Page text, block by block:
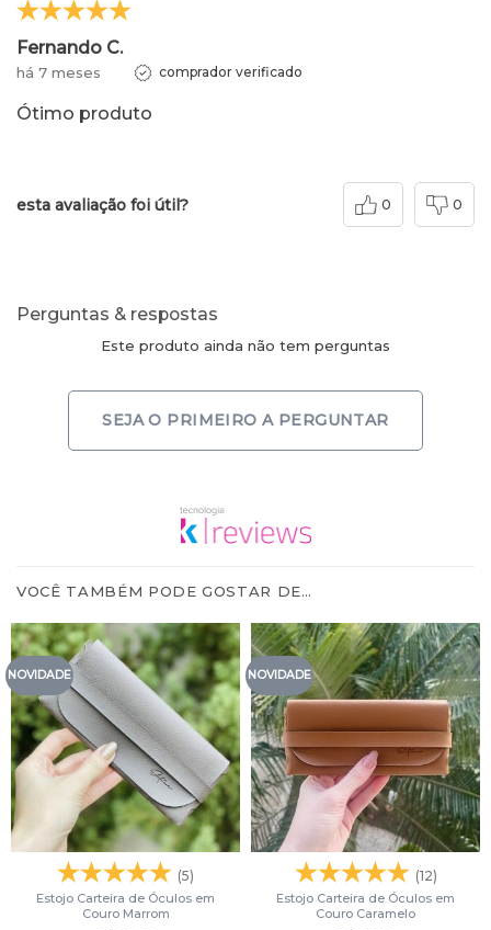
Fernando C.
há 7 meses comprador verificado
Ótimo produto
esta avaliação foi útil? 0 0
Perguntas & respostas
Este produto ainda não tem perguntas
SEJA O PRIMEIRO A PERGUNTAR
VOCÊ TAMBÉM PODE GOSTAR DE…
NOVIDADE
(5)
Estojo Carteira de Óculos em
Couro Marrom
NOVIDADE
(12)
Estojo Carteira de Óculos em
Couro Caramelo